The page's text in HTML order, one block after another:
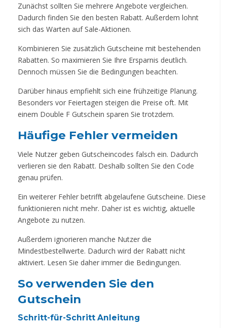
Zunächst sollten Sie mehrere Angebote vergleichen.
Dadurch finden Sie den besten Rabatt. Außerdem lohnt
sich das Warten auf Sale-Aktionen.
Kombinieren Sie zusätzlich Gutscheine mit bestehenden
Rabatten. So maximieren Sie Ihre Ersparnis deutlich.
Dennoch müssen Sie die Bedingungen beachten.
Darüber hinaus empfiehlt sich eine frühzeitige Planung.
Besonders vor Feiertagen steigen die Preise oft. Mit
einem Double F Gutschein sparen Sie trotzdem.
Häufige Fehler vermeiden
Viele Nutzer geben Gutscheincodes falsch ein. Dadurch
verlieren sie den Rabatt. Deshalb sollten Sie den Code
genau prüfen.
Ein weiterer Fehler betrifft abgelaufene Gutscheine. Diese
funktionieren nicht mehr. Daher ist es wichtig, aktuelle
Angebote zu nutzen.
Außerdem ignorieren manche Nutzer die
Mindestbestellwerte. Dadurch wird der Rabatt nicht
aktiviert. Lesen Sie daher immer die Bedingungen.
So verwenden Sie den
Gutschein
Schritt-für-Schritt Anleitung